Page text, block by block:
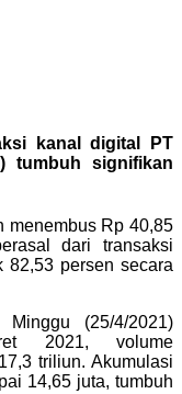
kanal digital PT
tumbuh signifikan
menembus Rp 40,85
dari transaksi
82,53 persen secara
(25/4/2021)
2021, volume
triliun. Akumulasi
14,65 juta, tumbuh